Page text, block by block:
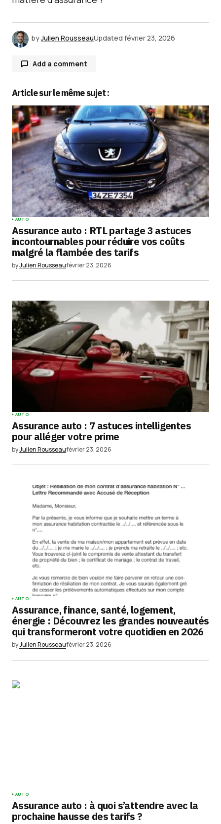
byJulien RousseauUpdated février 23, 2026
Add a comment
Votre adresse e-mail ne sera pas publiée.Les
champs obligatoires sont indiqués avec*
Comment*
Your Name*
Your E-mail*
Enregistrer mon nom, mon e-mail et mon
site dans le navigateur pour mon prochain
Submit Comment
Article sur le même sujet :
AUTO
Assurance auto : RTL partage 3 astuces
incontournables pour réduire vos coûts
malgré la flambée des tarifs
byJulien Rousseaufévrier 23, 2026
AUTO
Assurance auto : 7 astuces intelligentes
pour alléger votre prime
byJulien Rousseaufévrier 23, 2026
AUTO
Assurance, finance, santé, logement,
énergie : Découvrez les grandes nouveautés
qui transformeront votre quotidien en 2026
byJulien Rousseaufévrier 23, 2026
AUTO
Assurance auto : à quoi s’attendre avec la
prochaine hausse des tarifs ?